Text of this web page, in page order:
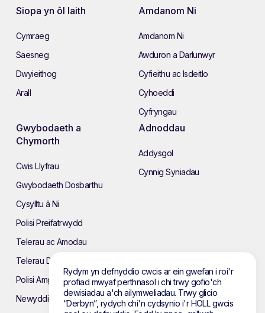
Siopa yn ôl Iaith
Cymraeg
Saesneg
Dwyieithog
Arall
Amdanom Ni
Amdanom Ni
Awduron a Darlunwyr
Cyfieithu ac Isdeitlo
Cyhoeddi
Cyfryngau
Gwybodaeth a
Chymorth
Cwis Llyfrau
Gwybodaeth Dosbarthu
Cysylltu â Ni
Polisi Preifatrwydd
Telerau ac Amodau
Telerau Defnyddio’r Wefan
Polisi Amgylcheddol
Newyddion
Adnoddau
Addysgol
Cynnig Syniadau
Rydym yn defnyddio cwcis ar ein gwefan i roi'r
profiad mwyaf perthnasol i chi trwy gofio'ch
dewisiadau a'ch ailymweliadau. Trwy glicio
“Derbyn”, rydych chi'n cydsynio i'r HOLL gwcis